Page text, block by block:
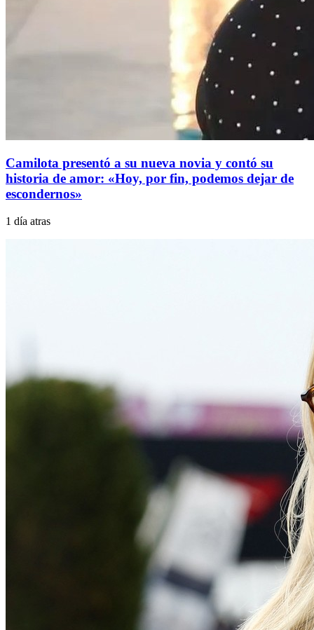
Camilota presentó a su nueva novia y contó su
historia de amor: «Hoy, por fin, podemos dejar de
escondernos»
1 día atras